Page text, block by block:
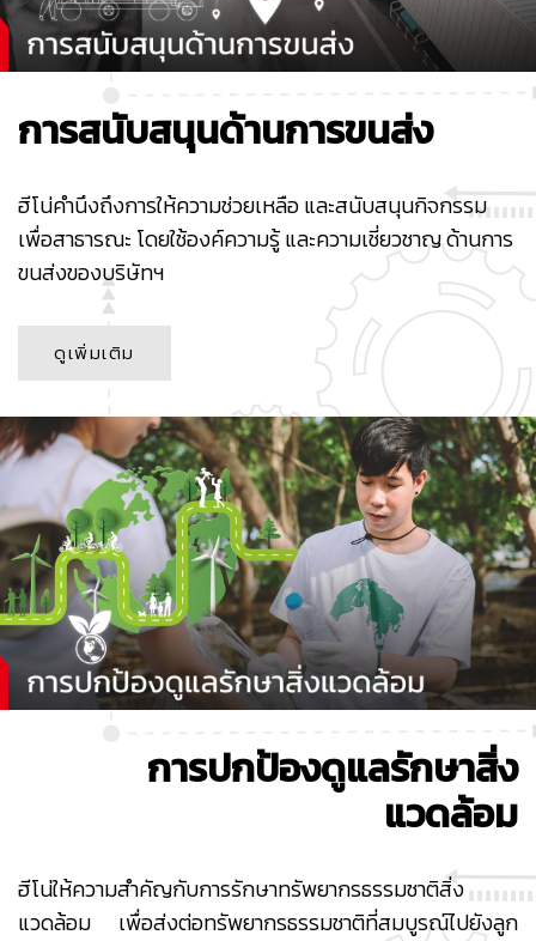
การสนับสนุนด้านการขนส่ง
ฮีโน่คำนึงถึงการให้ความช่วยเหลือ และสนับสนุนกิจกรรม
เพื่อสาธารณะ โดยใช้องค์ความรู้ และความเชี่ยวชาญ ด้านการ
ขนส่งของบริษัทฯ
ดูเพิ่มเติม
การปกป้องดูแลรักษาสิ่ง
แวดล้อม
ฮีโน่ให้ความสำคัญกับการรักษาทรัพยากรธรรมชาติสิ่ง
แวดล้อม เพื่อส่งต่อทรัพยากรธรรมชาติที่สมบูรณ์ไปยังลูก